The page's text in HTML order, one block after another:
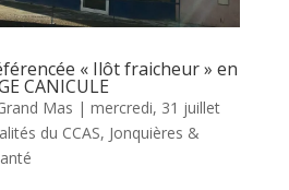
« Ilôt fraicheur » en
CANICULE
Mas | mercredi, 31 juillet
du CCAS, Jonquières &